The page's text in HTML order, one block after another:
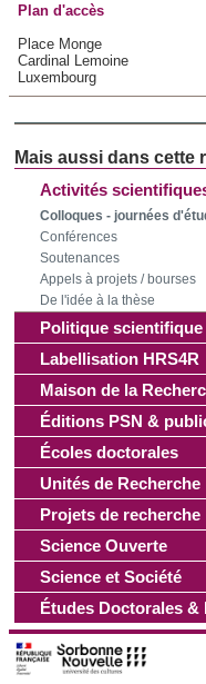
Activités
Colloques - journées
Conférences
Soutenances
Appels à projets / bourses
De l'idée à la thèse
Politique scientifique
Labellisation HRS4R
Maison de la
Éditions PSN &
Écoles doctorales
Unités de Recherche
Projets de recherche
Science Ouverte
Science et Société
Études Doctorales &
Plan d'accès
Place Monge
Cardinal Lemoine
Luxembourg